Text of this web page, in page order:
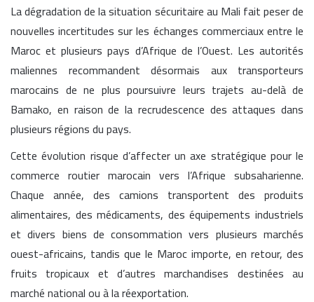
La dégradation de la situation sécuritaire au Mali fait peser de
nouvelles incertitudes sur les échanges commerciaux entre le
Maroc et plusieurs pays d’Afrique de l’Ouest. Les autorités
maliennes recommandent désormais aux transporteurs
marocains de ne plus poursuivre leurs trajets au-delà de
Bamako, en raison de la recrudescence des attaques dans
plusieurs régions du pays.
Cette évolution risque d’affecter un axe stratégique pour le
commerce routier marocain vers l’Afrique subsaharienne.
Chaque année, des camions transportent des produits
alimentaires, des médicaments, des équipements industriels
et divers biens de consommation vers plusieurs marchés
ouest-africains, tandis que le Maroc importe, en retour, des
fruits tropicaux et d’autres marchandises destinées au
marché national ou à la réexportation.